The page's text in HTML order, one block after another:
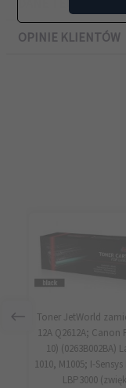
OPINIE KLIENTÓW
Toner JetWorld
12A Q2612A; Canon
10) (0263B002BA)
1010, M1005; I-Sensys
LBP3000